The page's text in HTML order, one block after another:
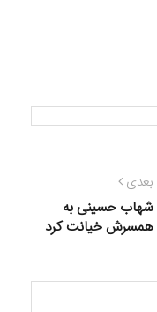
بعدی
بعدی:
شهاب حسینی به
همسرش خیانت کرد